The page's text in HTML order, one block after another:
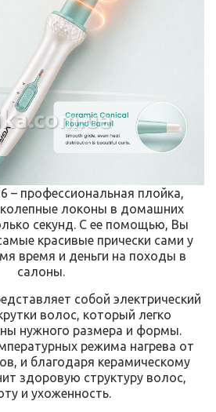
– профессиональная плойка,
локоны в домашних
секунд. С ее помощью, Вы
красивые прически сами у
время и деньги на походы в
салоны.
собой электрический
волос, который легко
нужного размера и формы.
режима нагрева от
и благодаря керамическому
здоровую структуру волос,
и ухоженность.